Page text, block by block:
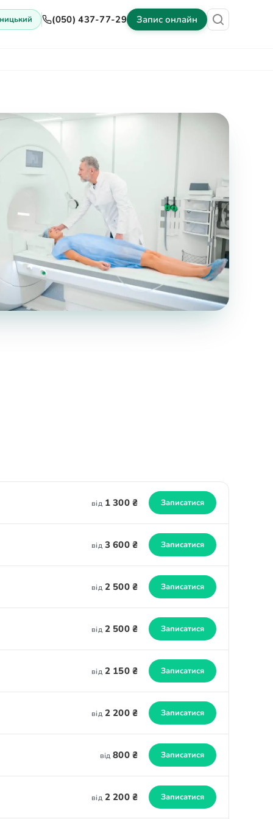
(050) 437-77-29 Запис онлайн
від1 300 ₴ Записатися
від3 600 ₴ Записатися
від2 500 ₴ Записатися
від2 500 ₴ Записатися
від2 150 ₴ Записатися
від2 200 ₴ Записатися
від 800 ₴ Записатися
від2 200 ₴ Записатися